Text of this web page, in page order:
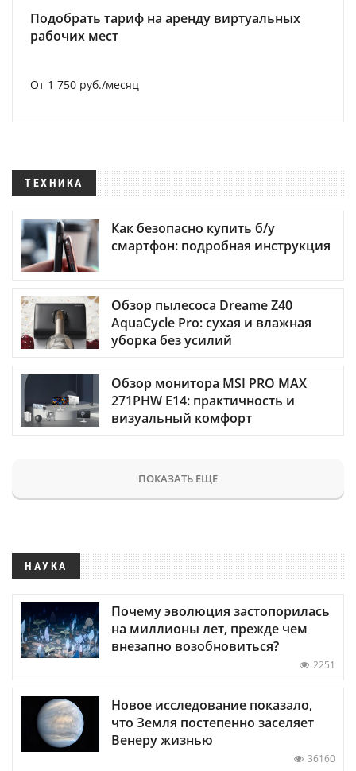
Подобрать тариф на аренду виртуальных
рабочих мест
От 1 750 руб./месяц
ТЕХНИКА
Как безопасно купить б/у
смартфон: подробная инструкция
Обзор пылесоса Dreame Z40
AquaCycle Pro: сухая и влажная
уборка без усилий
Обзор монитора MSI PRO MAX
271PHW E14: практичность и
визуальный комфорт
ПОКАЗАТЬ ЕЩЕ
НАУКА
Почему эволюция застопорилась
на миллионы лет, прежде чем
внезапно возобновиться?
2251
Новое исследование показало,
что Земля постепенно заселяет
Венеру жизнью
36160